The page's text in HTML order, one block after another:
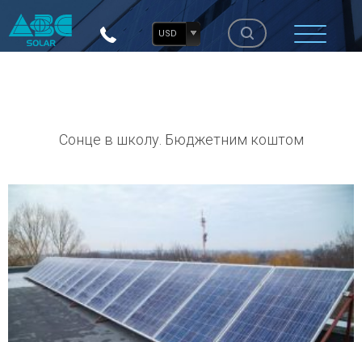
USD
Сонце в школу. Бюджетним коштом